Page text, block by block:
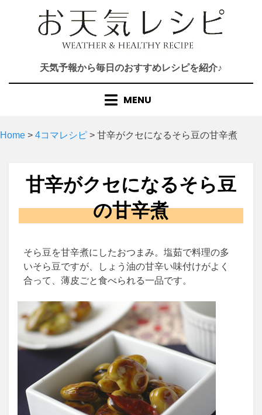
天気予報から毎日のおすすめレシピを紹介♪
MENU
Home > 4コマレシピ > 甘辛がクセになるそら豆の甘辛煮
甘辛がクセになるそら豆
の甘辛煮
そら豆を甘辛煮にしたおつまみ。塩茹で料理の多
いそら豆ですが、しょう油の甘辛い味付けがよく
合って、薄皮ごと食べられる一品です。